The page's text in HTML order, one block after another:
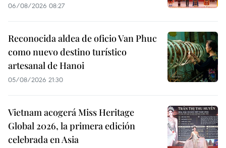
06/08/2026 08:27
Reconocida aldea de oficio Van Phuc
como nuevo destino turístico
artesanal de Hanoi
05/08/2026 21:30
Vietnam acogerá Miss Heritage
Global 2026, la primera edición
celebrada en Asia